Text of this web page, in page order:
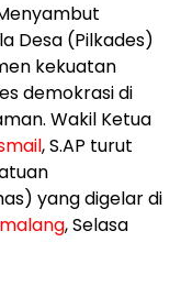
Desa (Pilkades)
kekuatan
demokrasi di
Wakil Ketua
, S.AP turut
yang digelar di
, Selasa